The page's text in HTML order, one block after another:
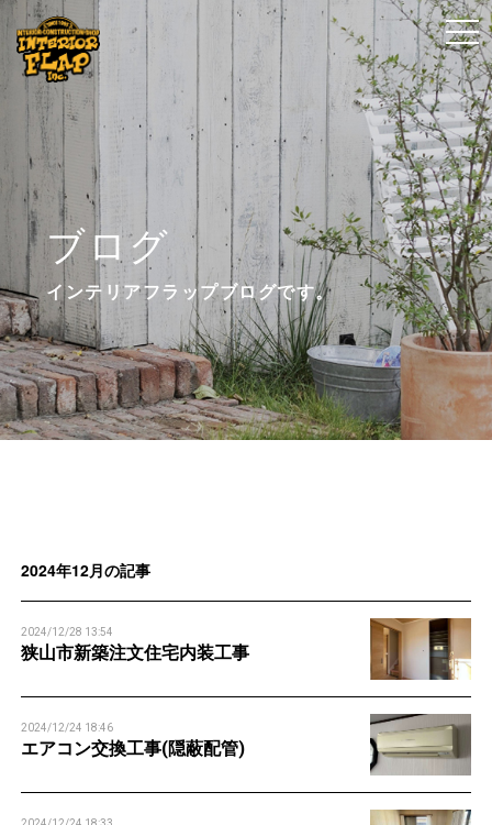
ブログ
インテリアフラップブログです。
2024年12月の記事
2024/12/28 13:54
狭山市新築注文住宅内装工事
2024/12/24 18:46
エアコン交換工事(隠蔽配管)
t
o
g
g
l
e
n
a
v
i
g
a
t
t
o
g
g
l
e
n
a
v
i
g
a
t